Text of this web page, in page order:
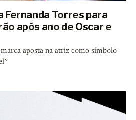
Fernanda Torres para
após ano de Oscar e
aposta na atriz como símbolo